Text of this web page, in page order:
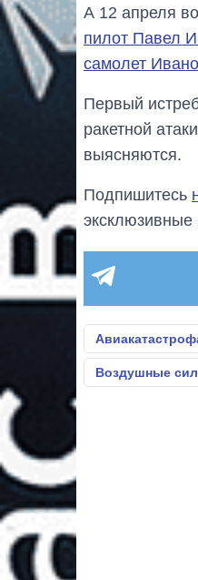
А 12 апреля
пилот Павел
самолет
Первый
ракетной
выясняются.
Подпишитесь
Воздушные